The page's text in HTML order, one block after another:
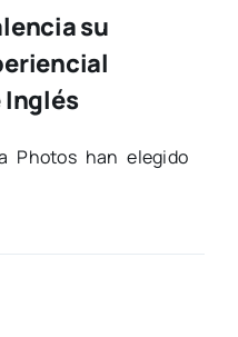
su
Inglés
Pho­tos han ele­gi­do